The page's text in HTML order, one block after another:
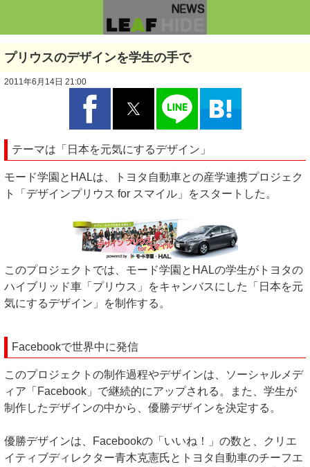
プリウスのデザインを学生の手で
2011年6月14日 21:00
テーマは「日本を元気にするデザイン」
モード学園とHALは、トヨタ自動車との産学連携プロジェク
ト「デザインプリウス for スマイル」をスタートした。
このプロジェクトでは、モード学園とHALの学生がトヨタの
ハイブリッド車「プリウス」をキャンバスにした「日本を元
気にするデザイン」を制作する。
Facebookで世界中に発信
このプロジェクトの制作過程やデザインは、ソーシャルメデ
ィア「Facebook」で継続的にアップされる。また、学生が
制作したデザインの中から、優勝デザインを決定する。
優勝デザインは、Facebookの「いいね！」の数と、クリエ
イティブディレクター青木克憲氏とトヨタ自動車のチーフエ